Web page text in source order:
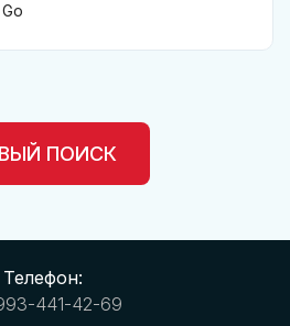
ПОИСК
Телефон:
441-42-69